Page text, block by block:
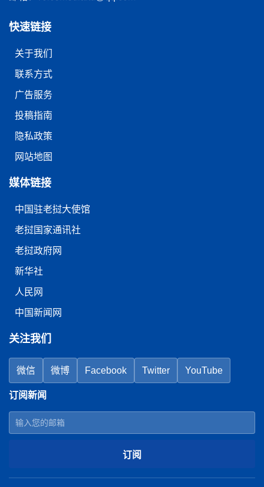
快速链接
关于我们
联系方式
广告服务
投稿指南
隐私政策
网站地图
媒体链接
中国驻老挝大使馆
老挝国家通讯社
老挝政府网
新华社
人民网
中国新闻网
关注我们
微信 微博 Facebook Twitter YouTube
订阅新闻
订阅